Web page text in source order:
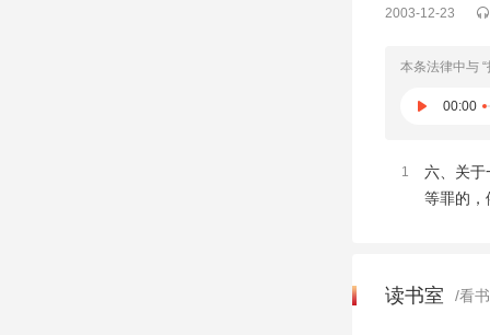
2003-12-23
本条法律中与
00:00
1
六、关于
等罪的，
读书室 /看